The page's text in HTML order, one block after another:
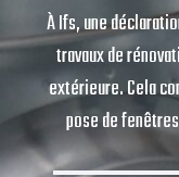
À Ifs, une
travaux de
extérieure. Cela
pose de